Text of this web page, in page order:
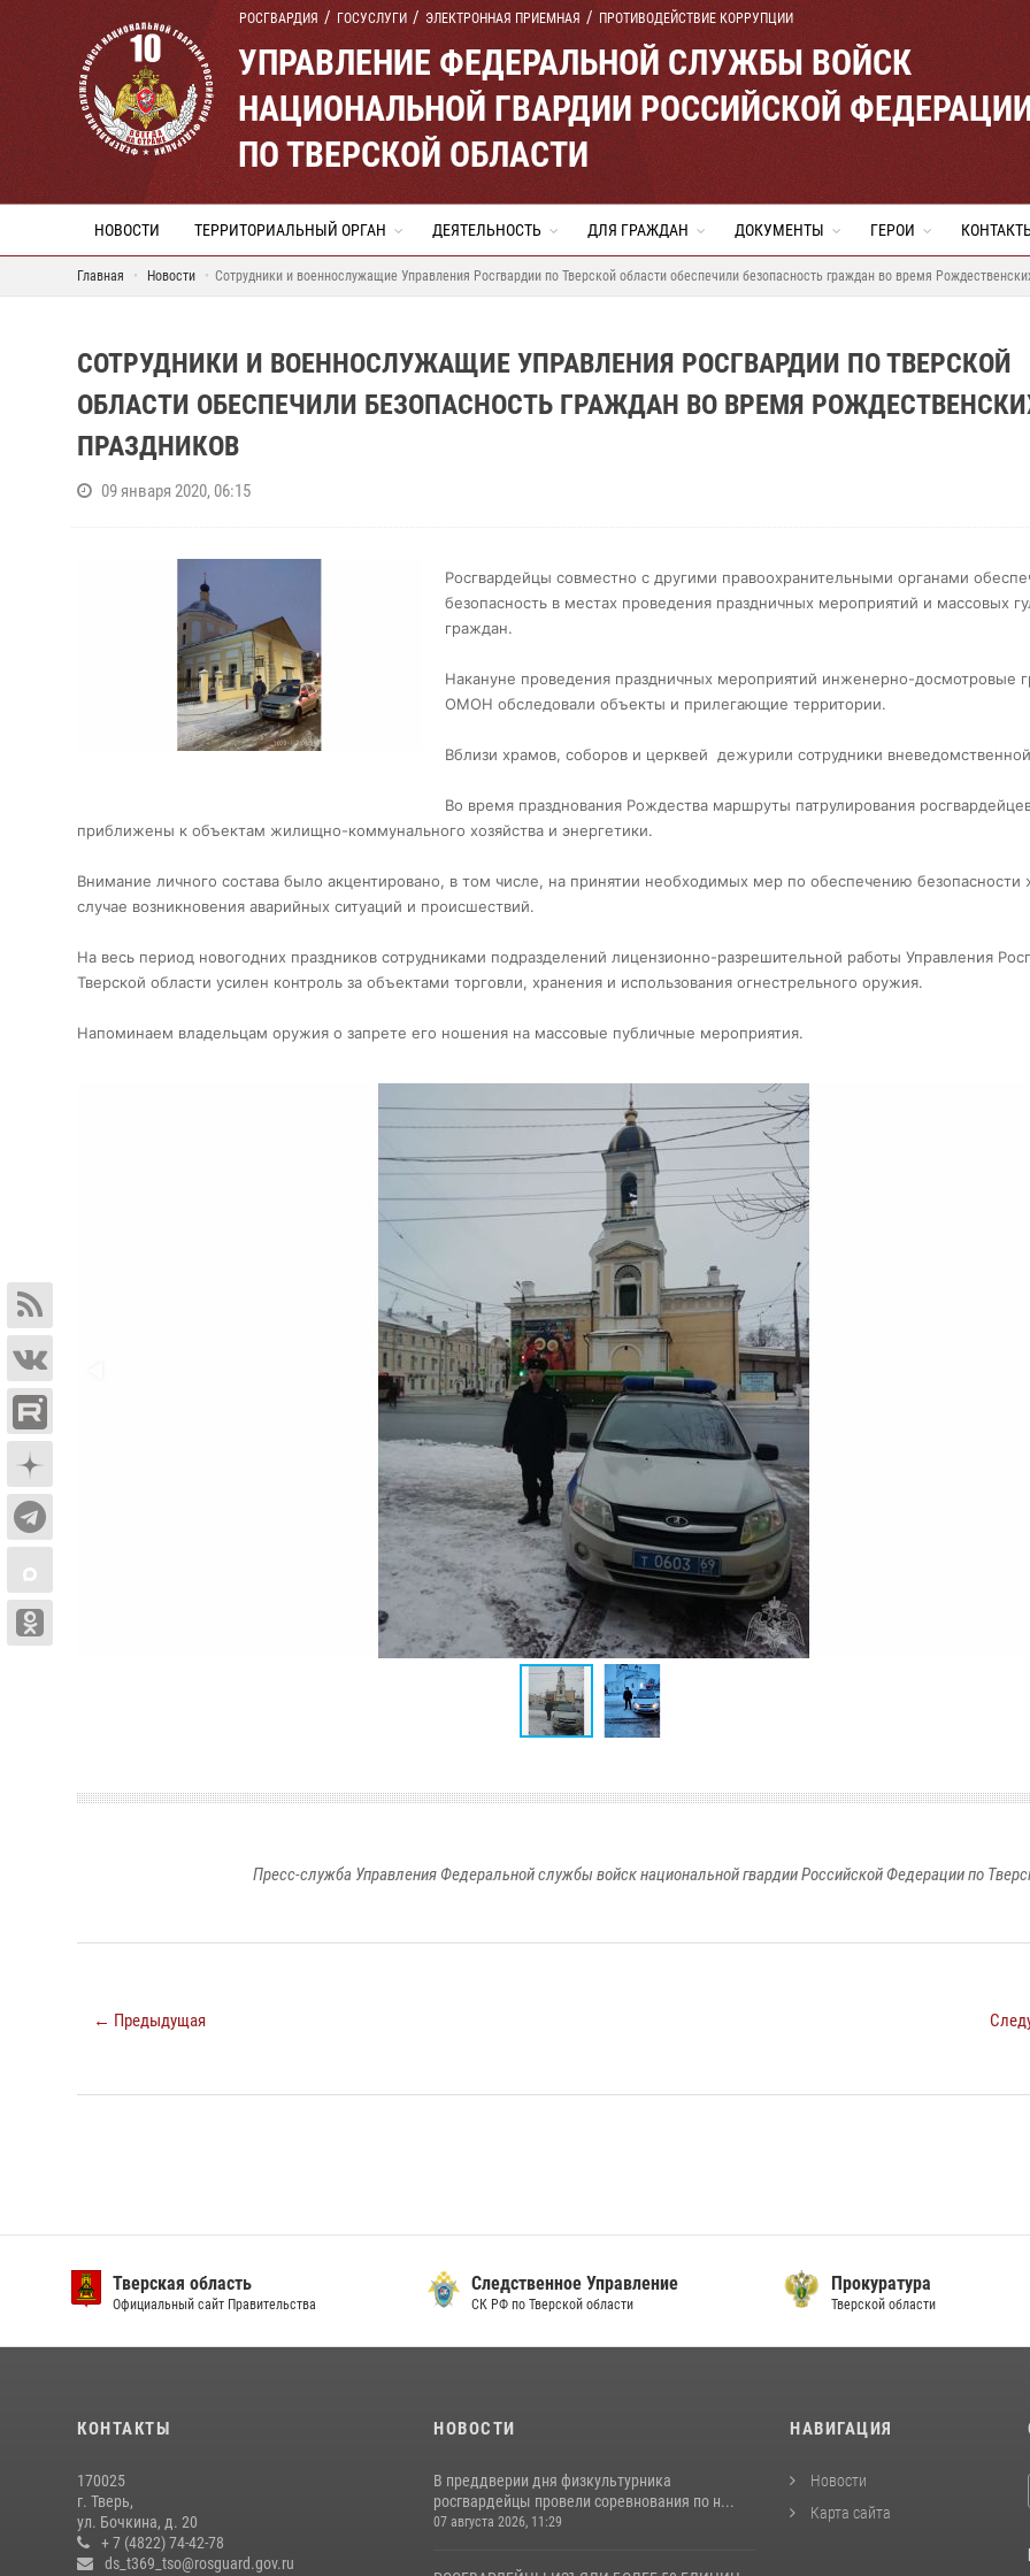
РОСГВАРДИЯ ГОСУСЛУГИ ЭЛЕКТРОННАЯ ПРИЕМНАЯ ПРОТИВОДЕЙСТВИЕ КОРРУПЦИИ
УПРАВЛЕНИЕ ФЕДЕРАЛЬНОЙ СЛУЖБЫ ВОЙСК
НАЦИОНАЛЬНОЙ ГВАРДИИ РОССИЙСКОЙ
ПО ТВЕРСКОЙ ОБЛАСТИ
НОВОСТИ ТЕРРИТОРИАЛЬНЫЙ ОРГАН ДЕЯТЕЛЬНОСТЬ ДЛЯ ГРАЖДАН ДОКУМЕНТЫ ГЕРОИ
Главная Новости Сотрудники и военнослужащие Управления Росгвардии по Тверской области обеспечили безопасность граждан во время
СОТРУДНИКИ И ВОЕННОСЛУЖАЩИЕ УПРАВЛЕНИЯ РОСГВАРДИИ ПО ТВЕРСКОЙ
ОБЛАСТИ ОБЕСПЕЧИЛИ БЕЗОПАСНОСТЬ ГРАЖДАН ВО ВРЕМЯ
ПРАЗДНИКОВ
09 января 2020, 06:15
Росгвардейцы совместно с другими правоохранительными органами
безопасность в местах проведения праздничных мероприятий и массовых
граждан.
Накануне проведения праздничных мероприятий инженерно-досмотровые
ОМОН обследовали объекты и прилегающие территории.
Вблизи храмов, соборов и церквей дежурили сотрудники
Во время празднования Рождества маршруты патрулирования
приближены к объектам жилищно-коммунального хозяйства и энергетики.
Внимание личного состава было акцентировано, в том числе, на принятии необходимых мер по обеспечению безопасности
случае возникновения аварийных ситуаций и происшествий.
На весь период новогодних праздников сотрудниками подразделений лицензионно-разрешительной работы Управления
Тверской области усилен контроль за объектами торговли, хранения и использования огнестрельного оружия.
Напоминаем владельцам оружия о запрете его ношения на массовые публичные мероприятия.
Пресс-служба Управления Федеральной службы войск национальной гвардии Российской Федерации по
← Предыдущая
Тверская область
Официальный сайт Правительства
Следственное Управление
СК РФ по Тверской области
Прокуратура
Тверской области
КОНТАКТЫ
170025
г. Тверь,
ул. Бочкина, д. 20
+ 7 (4822) 74-42-78
ds_t369_tso@rosguard.gov.ru
НОВОСТИ
В преддверии дня физкультурника
росгвардейцы провели соревнования по н...
07 августа 2026, 11:29
НАВИГАЦИЯ
Новости
Карта сайта